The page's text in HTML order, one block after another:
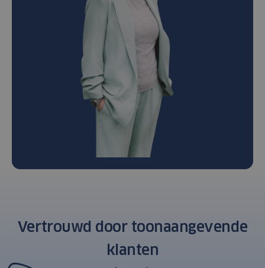
Vertrouwd door toonaangevende
klanten